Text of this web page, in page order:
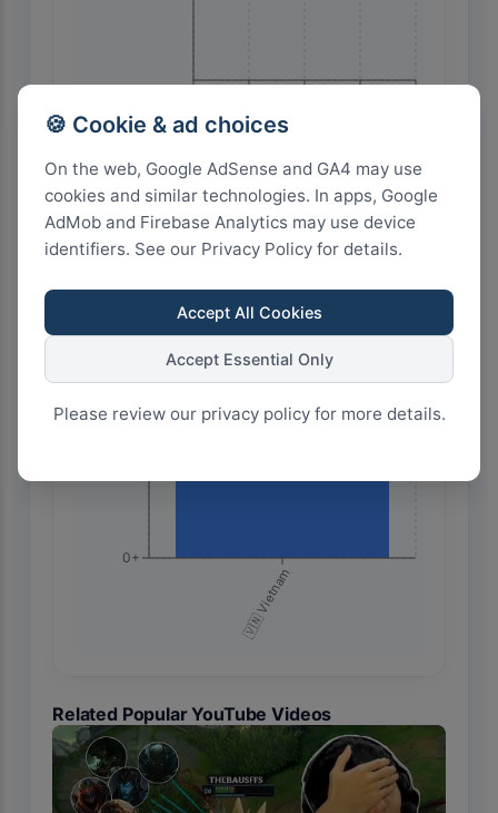
🍪 Cookie & ad choices
On the web, Google AdSense and GA4 may use
cookies and similar technologies. In apps, Google
AdMob and Firebase Analytics may use device
identifiers. See our Privacy Policy for details.
Accept All Cookies
Accept Essential Only
Please review our privacy policy for more details.
Highest Search Volume by Country
🇻🇳 Vietnam
0+
1.0k+
2.0k+
Related Popular YouTube Videos